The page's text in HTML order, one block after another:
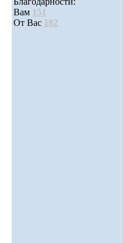
Вам 151
От Вас 182